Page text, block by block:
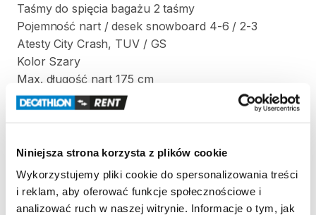
Niniejsza strona korzysta z plików cookie
Wykorzystujemy pliki cookie do spersonalizowania treści
i reklam, aby oferować funkcje społecznościowe i
analizować ruch w naszej witrynie. Informacje o tym, jak
Taśmy do spięcia bagażu 2 taśmy
Pojemność nart ​/​ desek snowboard 4-6 ​/​ 2-3
Atesty City Crash​,​ TUV ​/​ GS
Kolor Szary
Max. długość nart 175 cm
Jeśli masz relingi​,​ a nie bazowego​,​
Ciebie i twojego samochodu.
Najem podstawie umowy najmu.